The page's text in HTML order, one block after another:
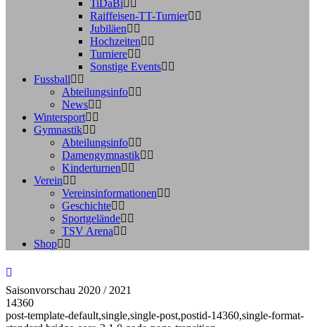
TiDaBi
Raiffeisen-TT-Turnier
Jubiläen
Hochzeiten
Turniere
Sonstige Events
Fussball
Abteilungsinfo
News
Wintersport
Gymnastik
Abteilungsinfo
Damengymnastik
Kinderturnen
Verein
Vereinsinformationen
Geschichte
Sportgelände
TSV Arena
Shop
Saisonvorschau 2020 / 2021
14360
post-template-default,single,single-post,postid-14360,single-format-